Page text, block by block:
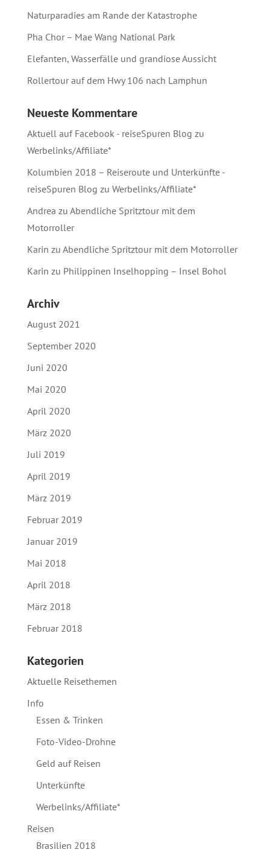
Naturparadies am Rande der Katastrophe
Pha Chor – Mae Wang National Park
Elefanten, Wasserfälle und grandiose Aussicht
Rollertour auf dem Hwy 106 nach Lamphun
Neueste Kommentare
Aktuell auf Facebook - reiseSpuren Blog zu
Werbelinks/Affiliate*
Kolumbien 2018 – Reiseroute und Unterkünfte -
reiseSpuren Blog zu Werbelinks/Affiliate*
Andrea zu Abendliche Spritztour mit dem
Motorroller
Karin zu Abendliche Spritztour mit dem Motorroller
Karin zu Philippinen Inselhopping – Insel Bohol
Archiv
August 2021
September 2020
Juni 2020
Mai 2020
April 2020
März 2020
Juli 2019
April 2019
März 2019
Februar 2019
Januar 2019
Mai 2018
April 2018
März 2018
Februar 2018
Kategorien
Aktuelle Reisethemen
Info
Essen & Trinken
Foto-Video-Drohne
Geld auf Reisen
Unterkünfte
Werbelinks/Affiliate*
Reisen
Brasilien 2018